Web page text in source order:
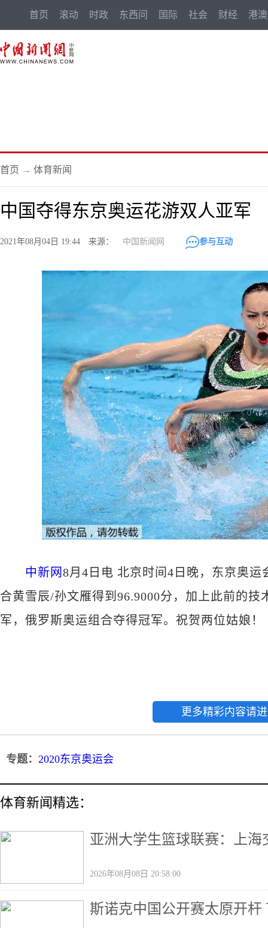
首页 滚动 时政 东西问 国际 社会 财经 港澳
首页 → 体育新闻
中国夺得东京奥运花游双人亚军
2021年08月04日 19:44 来源： 中国新闻网 参与互动
中新网 8月4日电 北京时间4日晚，东京奥
合黄雪辰/孙文雁得到96.9000分，加上此前的
军，俄罗斯奥运组合夺得冠军。祝贺两位姑娘！
更多精彩内容请
专题： 2020东京奥运会
体育新闻精选：
亚洲大学生篮球联赛：上
2026年08月08日 20:58:00
斯诺克中国公开赛太原开杆